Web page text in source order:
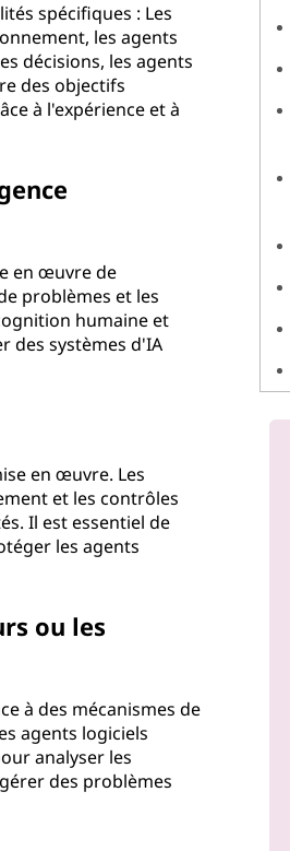
spécifiques : Les
les agents
décisions, les agents
des objectifs
à l'expérience et à
en œuvre de
problèmes et les
humaine et
des systèmes d'IA
en œuvre. Les
et les contrôles
Il est essentiel de
les agents
ou les
à des mécanismes de
agents logiciels
analyser les
des problèmes